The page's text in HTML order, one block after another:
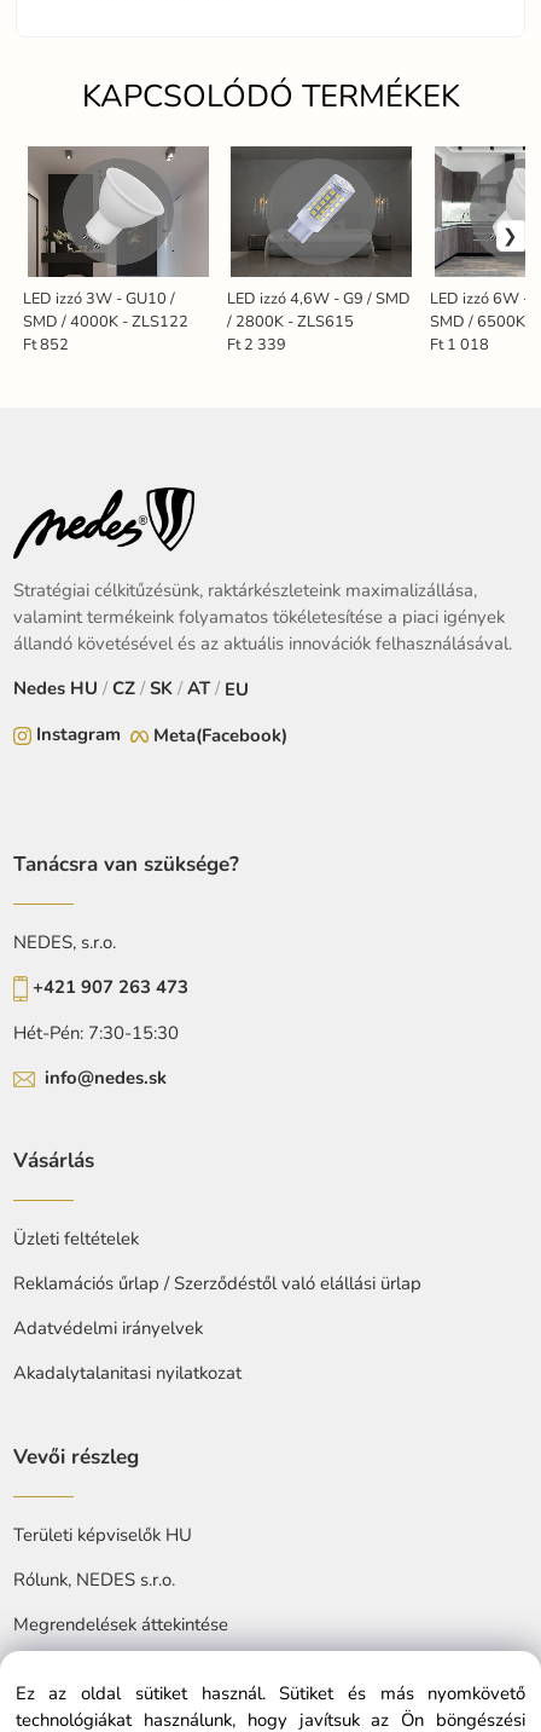
KAPCSOLÓDÓ TERMÉKEK
LED izzó 3W - GU10 /
SMD / 4000K - ZLS122
Ft 852
LED izzó 4,6W - G9 / SMD
/ 2800K - ZLS615
Ft 2 339
LED izzó 6W -
SMD / 6500K -
Ft 1 018
Stratégiai célkitűzésünk, raktárkészleteink maximalizállása,
valamint termékeink folyamatos tökéletesítése a piaci igények
állandó követésével és az aktuális innovációk felhasználásával.
Nedes HU /CZ /SK / AT/ EU
Instagram
Meta(Facebook)
Tanácsra van szüksége?
NEDES, s.r.o.
+421 907 263 473
Hét-Pén: 7:30-15:30
info@nedes.sk
Vásárlás
Üzleti feltételek
Reklamációs űrlap / Szerződéstől való elállási ürlap
Adatvédelmi irányelvek
Akadalytalanitasi nyilatkozat
Vevői részleg
Területi képviselők HU
Rólunk, NEDES s.r.o.
Megrendelések áttekintése
Ez az oldal sütiket használ. Sütiket és más nyomkövető
technológiákat használunk, hogy javítsuk az Ön böngészési